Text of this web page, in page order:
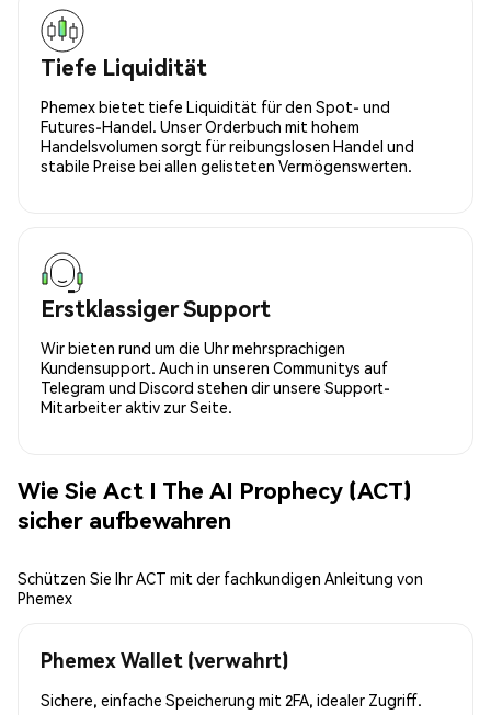
Tiefe Liquidität
Phemex bietet tiefe Liquidität für den Spot- und
Futures-Handel. Unser Orderbuch mit hohem
Handelsvolumen sorgt für reibungslosen Handel und
stabile Preise bei allen gelisteten Vermögenswerten.
Erstklassiger Support
Wir bieten rund um die Uhr mehrsprachigen
Kundensupport. Auch in unseren Communitys auf
Telegram und Discord stehen dir unsere Support-
Mitarbeiter aktiv zur Seite.
Wie Sie Act I The AI Prophecy (ACT)
sicher aufbewahren
Schützen Sie Ihr ACT mit der fachkundigen Anleitung von
Phemex
Phemex Wallet (verwahrt)
Sichere, einfache Speicherung mit 2FA, idealer Zugriff.